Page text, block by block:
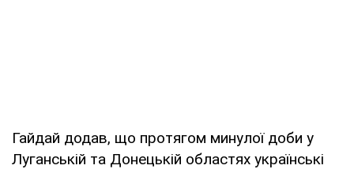
Гайдай додав, що протягом минулої доби у
Луганській та Донецькій областях українські